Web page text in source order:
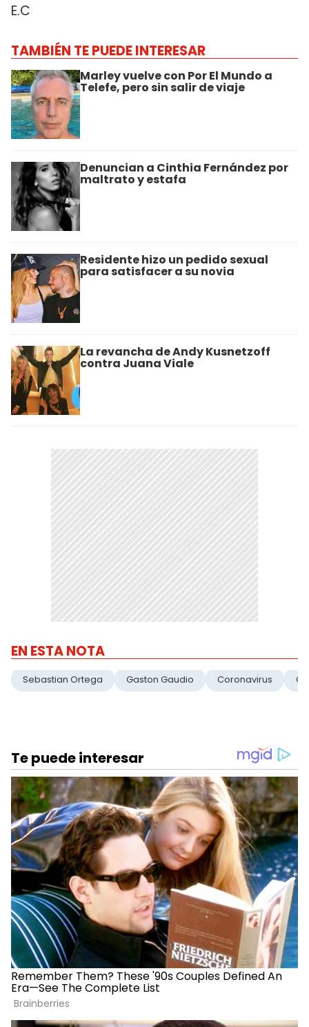
E.C
TAMBIÉN TE PUEDE INTERESAR
Marley vuelve con Por El Mundo a
Telefe, pero sin salir de viaje
Denuncian a Cinthia Fernández por
maltrato y estafa
Residente hizo un pedido sexual
para satisfacer a su novia
La revancha de Andy Kusnetzoff
contra Juana Viale
EN ESTA NOTA
Sebastian Ortega Gaston Gaudio Coronavirus